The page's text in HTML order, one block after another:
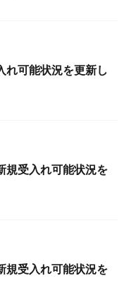
れ可能状況を更新し
規受入れ可能状況を
規受入れ可能状況を